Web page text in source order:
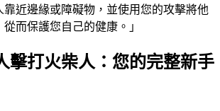
靠近邊緣或障礙物，並使用您的攻擊將他
而保護您自己的健康。」
擊打火柴人：您的完整新手